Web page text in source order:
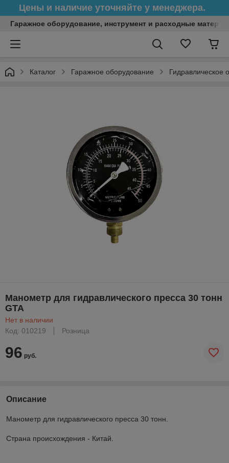
Цены и наличие уточняйте у менеджера.
Гаражное оборудование, инструмент и расходные
Каталог Гаражное оборудование Гидравлическое
Манометр для гидравлического пресса 30 тонн
GTA
Нет в наличии
Код: 010219
Розница
96 руб.
Описание
Манометр для гидравлического пресса 30 тонн.
Страна происхождения - Китай.